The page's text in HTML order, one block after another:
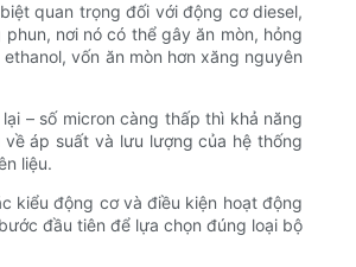
quan trọng đối với động cơ diesel,
nơi nó có thể gây ăn mòn, hỏng
vốn ăn mòn hơn xăng nguyên
– số micron càng thấp thì khả năng
áp suất và lưu lượng của hệ thống
liệu.
kiểu động cơ và điều kiện hoạt động
đầu tiên để lựa chọn đúng loại bộ